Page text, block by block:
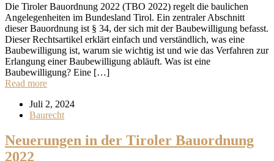
Die Tiroler Bauordnung 2022 (TBO 2022) regelt die baulichen
Angelegenheiten im Bundesland Tirol. Ein zentraler Abschnitt
dieser Bauordnung ist § 34, der sich mit der Baubewilligung befasst.
Dieser Rechtsartikel erklärt einfach und verständlich, was eine
Baubewilligung ist, warum sie wichtig ist und wie das Verfahren zur
Erlangung einer Baubewilligung abläuft. Was ist eine
Baubewilligung? Eine […]
Read more
Juli 2, 2024
Baurecht
Neuerungen in der Tiroler Bauordnung
2022